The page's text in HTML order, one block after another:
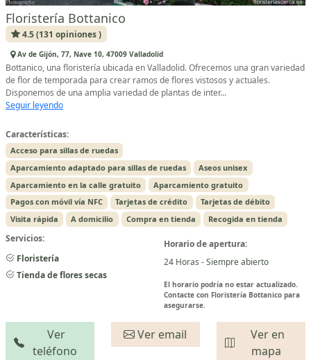
Floristería Bottanico
4.5 (131 opiniones )
Av de Gijón, 77, Nave 10, 47009 Valladolid
Bottanico, una floristería ubicada en Valladolid. Ofrecemos una gran variedad
de flor de temporada para crear ramos de flores vistosos y actuales.
Disponemos de una amplia variedad de plantas de inter...
Seguir leyendo
Características:
Acceso para sillas de ruedas
Aparcamiento adaptado para sillas de ruedas
Aseos unisex
Aparcamiento en la calle gratuito
Aparcamiento gratuito
Pagos con móvil vía NFC
Tarjetas de crédito
Tarjetas de débito
Visita rápida
A domicilio Compra en tienda Recogida en tienda
Servicios:
Floristería
Tienda de flores secas
Horario de apertura:
24 Horas - Siempre abierto
El horario podría no estar actualizado.
Contacte con Floristería Bottanico para
asegurarse.
Ver
teléfono
Ver email
Ver en
mapa